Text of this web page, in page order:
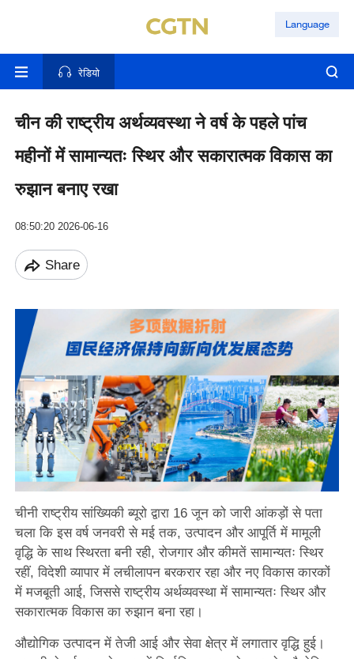
Language
रेडियो
चीन की राष्ट्रीय अर्थव्यवस्था ने वर्ष के पहले पांच
महीनों में सामान्यतः स्थिर और सकारात्मक विकास का
रुझान बनाए रखा
08:50:20 2026-06-16
Share
चीनी राष्ट्रीय सांख्यिकी ब्यूरो द्वारा 16 जून को जारी आंकड़ों से पता
चला कि इस वर्ष जनवरी से मई तक, उत्पादन और आपूर्ति में मामूली
वृद्धि के साथ स्थिरता बनी रही, रोजगार और कीमतें सामान्यतः स्थिर
रहीं, विदेशी व्यापार में लचीलापन बरकरार रहा और नए विकास कारकों
में मजबूती आई, जिससे राष्ट्रीय अर्थव्यवस्था में सामान्यतः स्थिर और
सकारात्मक विकास का रुझान बना रहा।
औद्योगिक उत्पादन में तेजी आई और सेवा क्षेत्र में लगातार वृद्धि हुई।